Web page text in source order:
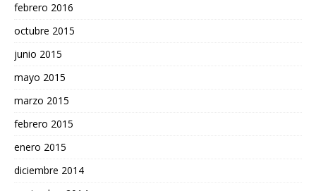
febrero 2016
octubre 2015
junio 2015
mayo 2015
marzo 2015
febrero 2015
enero 2015
diciembre 2014